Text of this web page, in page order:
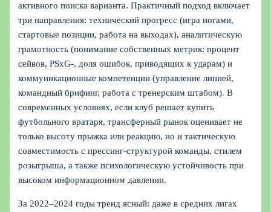
активного поиска варианта. Практичный подход включает
три направления: технический прогресс (игра ногами,
стартовые позиции, работа на выходах), аналитическую
грамотность (понимание собственных метрик: процент
сейвов, PSxG‑, доля ошибок, приводящих к ударам) и
коммуникационные компетенции (управление линией,
командный брифинг, работа с тренерским штабом). В
современных условиях, если клуб решает купить
футбольного вратаря, трансферный рынок оценивает не
только высоту прыжка или реакцию, но и тактическую
совместимость с прессинг‑структурой команды, стилем
розыгрыша, а также психологическую устойчивость при
высоком информационном давлении.
За 2022–2024 годы тренд ясный: даже в средних лигах